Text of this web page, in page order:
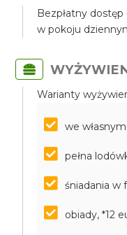
Bezpłatny
w pokoju
Warianty
we
pełna
śniadania w
obiady, *12